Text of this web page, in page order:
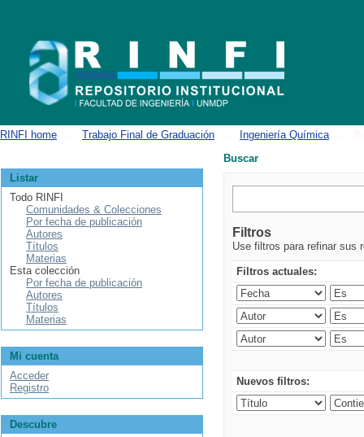
RINFI home Trabajo Final de Graduación Ingeniería Química
Buscar
Filtros
Use filtros para refinar sus
Filtros actuales:
Nuevos filtros:
Listar
Todo RINFI
Comunidades & Colecciones
Por fecha de publicación
Autores
Títulos
Materias
Esta colección
Por fecha de publicación
Autores
Títulos
Materias
Mi cuenta
Acceder
Registro
Descubre